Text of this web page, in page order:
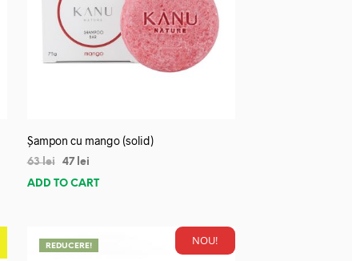
Șampon cu mango (solid)
63lei 47 lei
ADD TO CART
NOU!
REDUCERE!